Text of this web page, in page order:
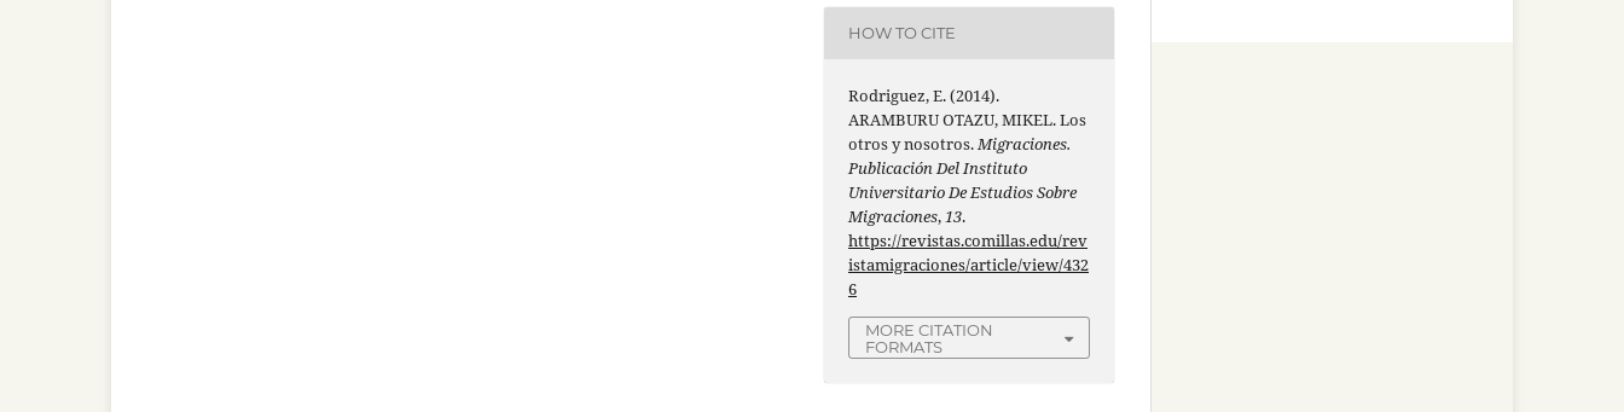
HOW TO CITE
Rodriguez, E. (2014).
ARAMBURU OTAZU, MIKEL. Los
otros y nosotros.Migraciones.
Publicación Del Instituto
Universitario De Estudios Sobre
Migraciones,13.
https://revistas.comillas.edu/rev
istamigraciones/article/view/432
6
MORE CITATION
FORMATS